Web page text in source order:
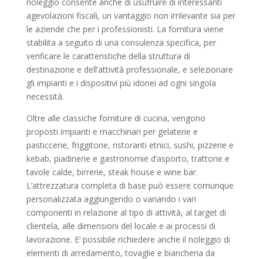
agevolazioni fiscali, un vantaggio non irrilevante sia per
le aziende che per i professionisti. La fornitura viene
stabilita a seguito di una consulenza specifica, per
verificare le caratteristiche della struttura di
destinazione e dell’attività professionale, e selezionare
gli impianti e i dispositivi più idonei ad ogni singola
necessità.
Oltre alle classiche forniture di cucina, vengono
proposti impianti e macchinari per gelaterie e
pasticcerie, friggitorie, ristoranti etnici, sushi, pizzerie e
kebab, piadinerie e gastronomie d’asporto, trattorie e
tavole calde, birrerie, steak house e wine bar.
L’attrezzatura completa di base può essere comunque
personalizzata aggiungendo o variando i vari
componenti in relazione al tipo di attività, al target di
clientela, alle dimensioni del locale e ai processi di
lavorazione. E’ possibile richiedere anche il noleggio di
elementi di arredamento, tovaglie e biancheria da